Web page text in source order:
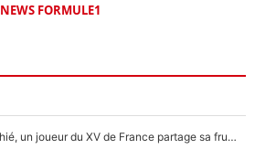
NEWS FORMULE1
Mis de côté par Fabien Galthié, un joueur du XV de France partage sa frustration : «ils ne me l’ont pas dit tout de suite»